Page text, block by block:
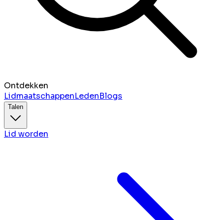
Ontdekken
LidmaatschappenLedenBlogs
Talen
Lid worden